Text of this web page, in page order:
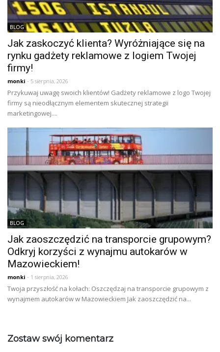
BLOG
Jak zaskoczyć klienta? Wyróżniające się na
rynku gadżety reklamowe z logiem Twojej
firmy!
monki - 5 sierpnia, 2026
Przykuwaj uwagę swoich klientów! Gadżety reklamowe z logo Twojej
firmy są nieodłącznym elementem skutecznej strategii
marketingowej....
BLOG
Jak zaoszczędzić na transporcie grupowym?
Odkryj korzyści z wynajmu autokarów w
Mazowieckiem!
monki - 1 sierpnia, 2026
Twoja przyszłość na kołach: Oszczędzaj na transporcie grupowym z
wynajmem autokarów w Mazowieckiem Jak zaoszczędzić na...
Zostaw swój komentarz